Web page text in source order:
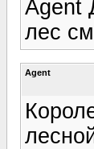
Agent
лес
Agent